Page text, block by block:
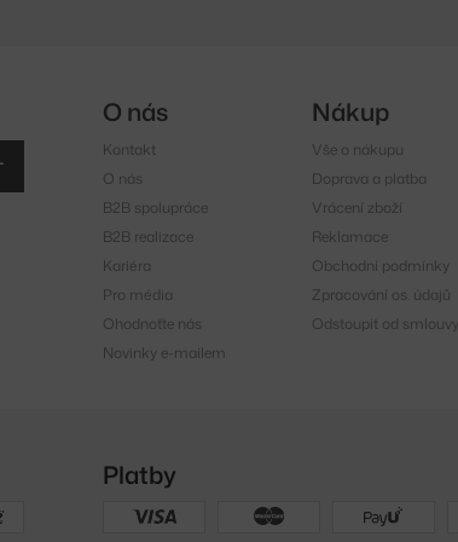
O nás
Kontakt
O nás
B2B spolupráce
B2B realizace
Kariéra
Pro média
Ohodnoťte nás
Novinky e-mailem
Nákup
Vše o nákupu
Doprava a platba
Vrácení zboží
Reklamace
Obchodní podmínky
Zpracování os. údajů
Odstoupit od smlouvy
Platby